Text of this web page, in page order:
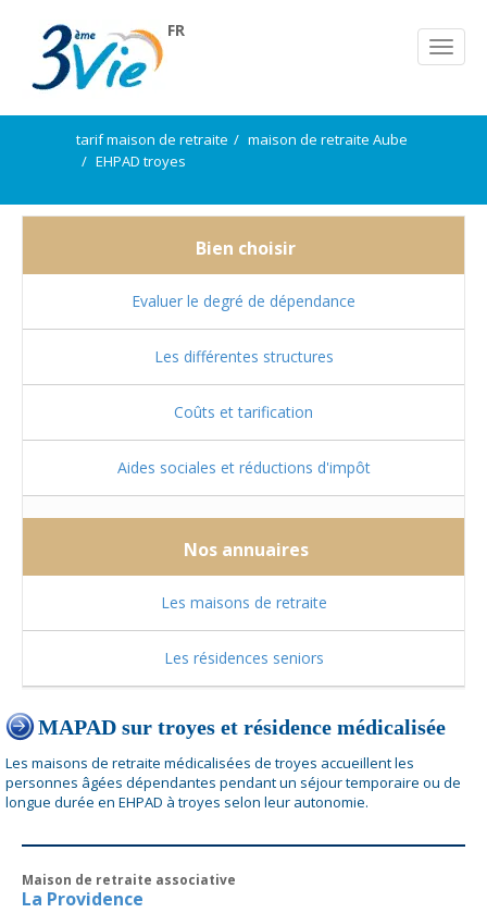
FR
tarif maison de retraite
maison de retraite Aube
EHPAD troyes
Bien choisir
Evaluer le degré de dépendance
Les différentes structures
Coûts et tarification
Aides sociales et réductions d'impôt
Nos annuaires
Les maisons de retraite
Les résidences seniors
MAPAD sur troyes et résidence médicalisée
Les maisons de retraite médicalisées de troyes accueillent les
personnes âgées dépendantes pendant un séjour temporaire ou de
longue durée en EHPAD à troyes selon leur autonomie.
Maison de retraite associative
La Providence